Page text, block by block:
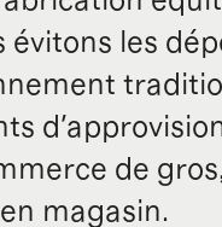
les
de
magasin.